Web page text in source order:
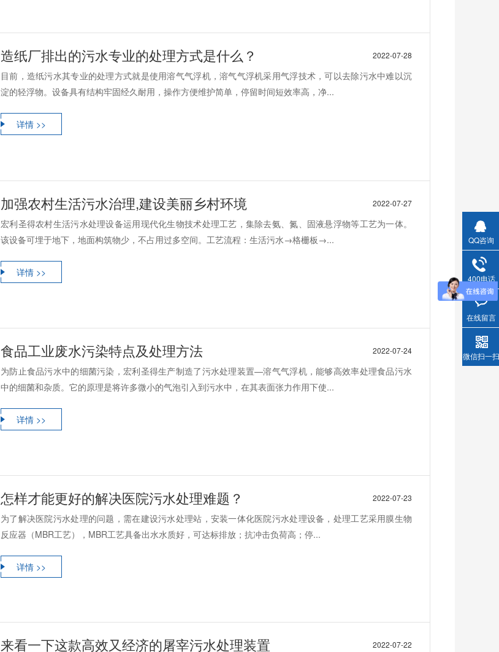
2022-07-28
造纸厂排出的污水专业的处理方式是什么？
目前，造纸污水其专业的处理方式就是使用溶气气浮机，溶气气浮机采用气浮技术，可以去除污水中难以沉
淀的轻浮物。设备具有结构牢固经久耐用，操作方便维护简单，停留时间短效率高，净...
详情 >>
2022-07-27
加强农村生活污水治理,建设美丽乡村环境
宏利圣得农村生活污水处理设备运用现代化生物技术处理工艺，集除去氨、氮、固液悬浮物等工艺为一体。
该设备可埋于地下，地面构筑物少，不占用过多空间。工艺流程：生活污水→格栅板→...
详情 >>
2022-07-24
食品工业废水污染特点及处理方法
为防止食品污水中的细菌污染，宏利圣得生产制造了污水处理装置—溶气气浮机，能够高效率处理食品污水
中的细菌和杂质。它的原理是将许多微小的气泡引入到污水中，在其表面张力作用下使...
详情 >>
2022-07-23
怎样才能更好的解决医院污水处理难题？
为了解决医院污水处理的问题，需在建设污水处理站，安装一体化医院污水处理设备，处理工艺采用膜生物
反应器（MBR工艺），MBR工艺具备出水水质好，可达标排放；抗冲击负荷高；停...
详情 >>
2022-07-22
来看一下这款高效又经济的屠宰污水处理装置
QQ咨询
400电话
在线留言
微信扫一扫